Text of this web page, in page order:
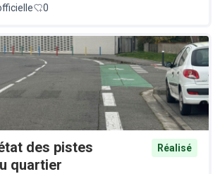
0
des pistes
quartier
Réalisé